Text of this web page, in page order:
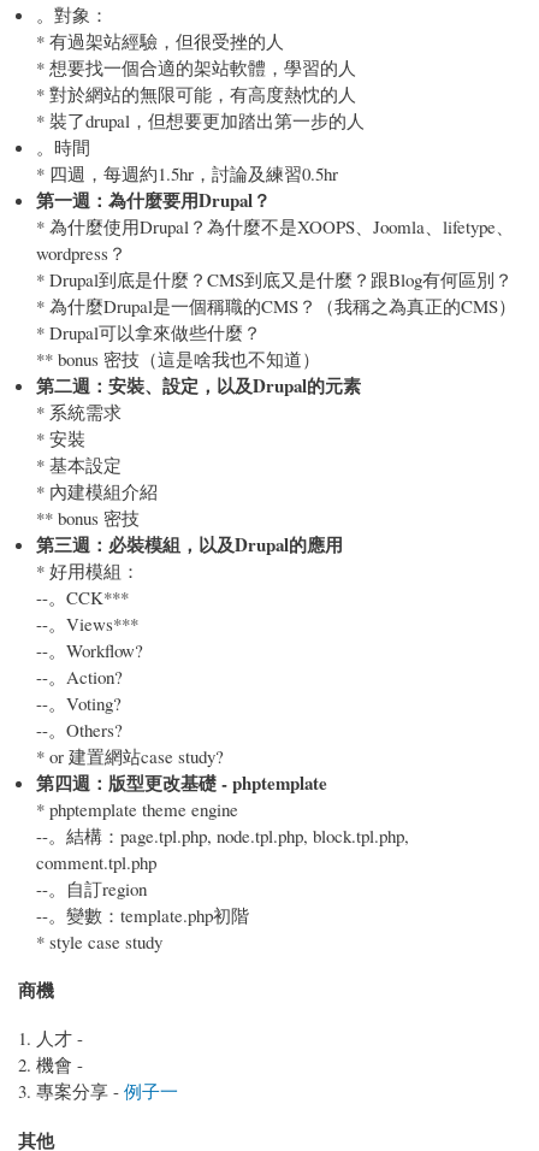
。對象：
* 有過架站經驗，但很受挫的人
* 想要找一個合適的架站軟體，學習的人
* 對於網站的無限可能，有高度熱忱的人
* 裝了drupal，但想要更加踏出第一步的人
。時間
* 四週，每週約1.5hr，討論及練習0.5hr
第一週：為什麼要用Drupal？
* 為什麼使用Drupal？為什麼不是XOOPS、Joomla、lifetype、
wordpress？
* Drupal到底是什麼？CMS到底又是什麼？跟Blog有何區別？
* 為什麼Drupal是一個稱職的CMS？（我稱之為真正的CMS）
* Drupal可以拿來做些什麼？
** bonus 密技（這是啥我也不知道）
第二週：安裝、設定，以及Drupal的元素
* 系統需求
* 安裝
* 基本設定
* 內建模組介紹
** bonus 密技
第三週：必裝模組，以及Drupal的應用
* 好用模組：
--。CCK***
--。Views***
--。Workflow?
--。Action?
--。Voting?
--。Others?
* or 建置網站case study?
第四週：版型更改基礎 - phptemplate
* phptemplate theme engine
--。結構：page.tpl.php, node.tpl.php, block.tpl.php,
comment.tpl.php
--。自訂region
--。變數：template.php初階
* style case study
商機
人才 -
機會 -
專案分享 - 例子一
其他